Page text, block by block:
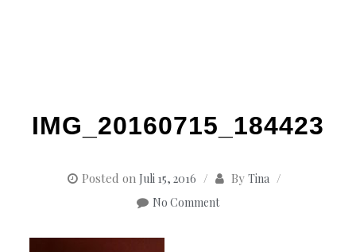
IMG_20160715_184423
Posted on Juli 15, 2016 By Tina
No Comment